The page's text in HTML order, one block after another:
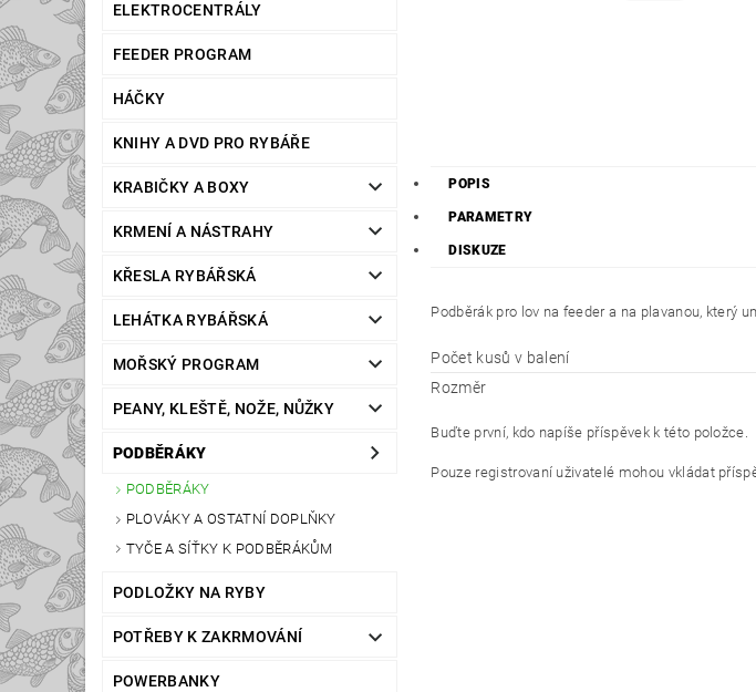
ELEKTROCENTRÁLY
FEEDER PROGRAM
HÁČKY
KNIHY A DVD PRO RYBÁŘE
KRABIČKY A BOXY
KRMENÍ A NÁSTRAHY
KŘESLA RYBÁŘSKÁ
LEHÁTKA RYBÁŘSKÁ
MOŘSKÝ PROGRAM
PEANY, KLEŠTĚ, NOŽE, NŮŽKY
PODBĚRÁKY
PODBĚRÁKY
PLOVÁKY A OSTATNÍ DOPLŇKY
TYČE A SÍŤKY K PODBĚRÁKŮM
PODLOŽKY NA RYBY
POTŘEBY K ZAKRMOVÁNÍ
POWERBANKY
POPIS
PARAMETRY
DISKUZE
Podběrák pro lov na feeder a na plavanou, který
Počet kusů v balení
Rozměr
Buďte první, kdo napíše příspěvek k této položce.
Pouze registrovaní uživatelé mohou vkládat